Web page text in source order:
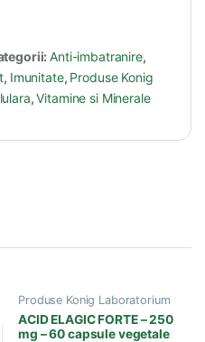
Anti-imbatranire,
, Imunitate, Produse Konig
,Vitamine si Minerale
Produse Konig Laboratorium
ACID ELAGIC FORTE – 250
mg – 60 capsule vegetale